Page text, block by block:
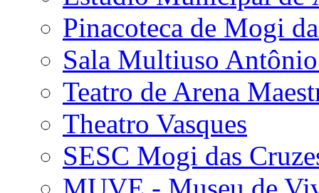
Pinacoteca de Mogi
Sala Multiuso
Teatro de Arena
Theatro Vasques
SESC Mogi das